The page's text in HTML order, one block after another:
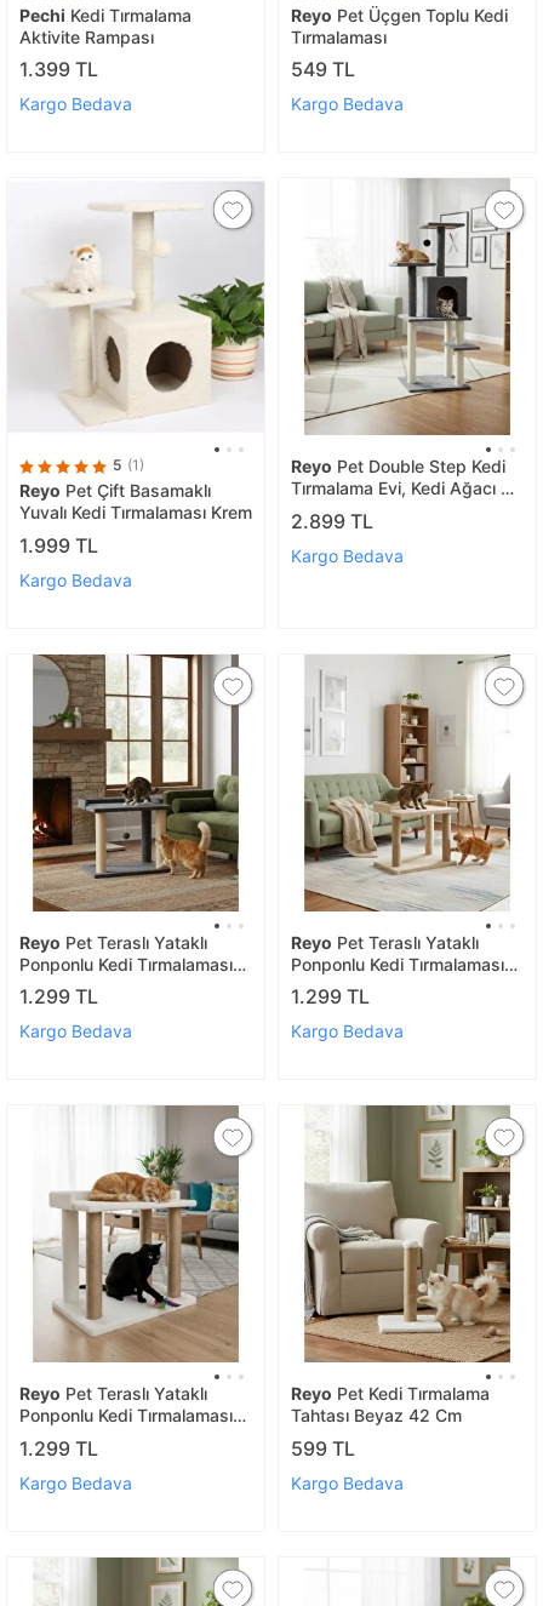
Pechi Kedi Tırmalama
Aktivite Rampası
1.399 TL
Kargo Bedava
Reyo Pet Üçgen Toplu Kedi
Tırmalaması
549 TL
Kargo Bedava
5 (1)
Reyo Pet Çift Basamaklı
Yuvalı Kedi Tırmalaması Krem
1.999 TL
Kargo Bedava
Reyo Pet Double Step Kedi
Tırmalama Evi, Kedi Ağacı Ve
Oyun Platformu, Jüt İpli
Tırmalama Direkli
2.899 TL
Kargo Bedava
Reyo Pet Teraslı Yataklı
Ponponlu Kedi Tırmalaması
Antrasit
1.299 TL
Kargo Bedava
Reyo Pet Teraslı Yataklı
Ponponlu Kedi Tırmalaması
Bej
1.299 TL
Kargo Bedava
Reyo Pet Teraslı Yataklı
Ponponlu Kedi Tırmalaması
Beyaz
1.299 TL
Kargo Bedava
Reyo Pet Kedi Tırmalama
Tahtası Beyaz 42 Cm
599 TL
Kargo Bedava